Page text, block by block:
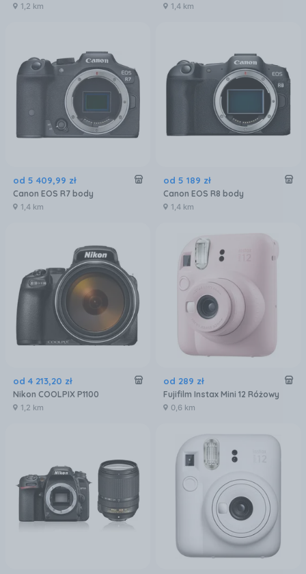
1,2 km 1,4 km
od 5 409,99 zł
Canon EOS R7 body
1,4 km
od 5 189 zł
Canon EOS R8 body
1,4 km
od 4 213,20 zł
Nikon COOLPIX P1100
1,2 km
od 289 zł
Fujifilm Instax Mini 12 Różowy
0,6 km